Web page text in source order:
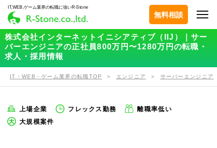
IT,WEB,ゲーム業界の転職に強いR-Stone
無料相談
株式会社インターネットイニシアティブ（IIJ）｜サー
バーエンジニアの正社員800万円〜1280万円の転職・
求人・採用情報
IT・WEB・ゲーム業界の転職TOP エンジニア サーバーエンジニア
上場企業 フレックス勤務
離職率低い
大規模案件